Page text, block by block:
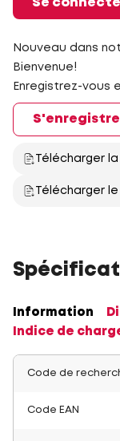
Se
Nouveau dans
Bienvenue!
Enregistrez-vous
Télécharger
Télécharger
Information
Indice de
Code de
Code EAN